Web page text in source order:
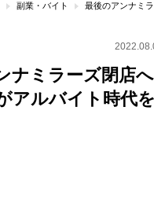
副業・バイト 最後のアンナミ
ナミラーズ閉店
アルバイト時代